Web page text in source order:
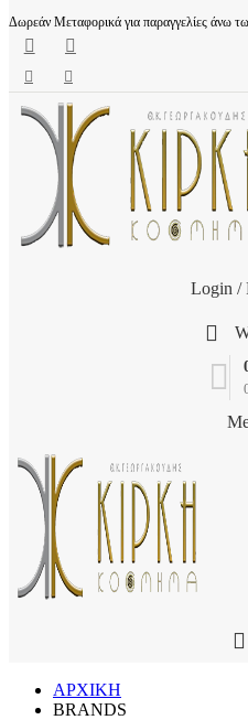
Δωρεάν Μεταφορικά για παραγγελίες άνω
Login /
ΑΡΧΙΚΗ
BRANDS